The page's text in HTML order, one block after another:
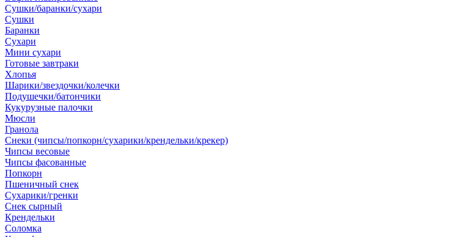
Сушки/баранки/сухари
Сушки
Баранки
Сухари
Мини сухари
Готовые завтраки
Хлопья
Шарики/звездочки/колечки
Подушечки/батончики
Кукурузные палочки
Мюсли
Гранола
Снеки (чипсы/попкорн/сухарики/крендельки/крекер)
Чипсы весовые
Чипсы фасованные
Попкорн
Пшеничный снек
Сухарики/гренки
Снек сырный
Крендельки
Соломка